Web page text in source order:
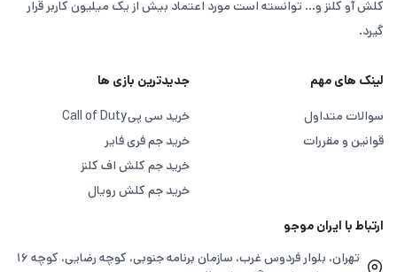
کلش آو کلنز و... توانسته است مورد اعتماد بیش از یک میلیون کاربر قرار
گیرد.
لینک های مهم
سوالات متداول
قوانین و مقررات
جدیدترین بازی ها
خرید سی پیCall of Duty
خرید جم فری فایر
خرید جم کلش اف کلنز
خرید جم کلش رویال
ارتباط با ایران موجو
تهران، بلوار فردوس غرب، سازمان برنامه جنوبی، کوچه رضایی، کوچه ۱۶